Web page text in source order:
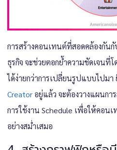
การสร้างคอนเทนต์ที่สอดคล้องกันกั
ธุรกิจ จะช่วยตอกย้ำความชัดเจนที่
ได้ง่ายกว่าการเปลี่ยนรูปแบบไปมา
Creator อยู่แล้ว จะต้องวางแผนกา
การใช้งาน Schedule เพื่อให้คอนเ
อย่างสม่ำเสมอ